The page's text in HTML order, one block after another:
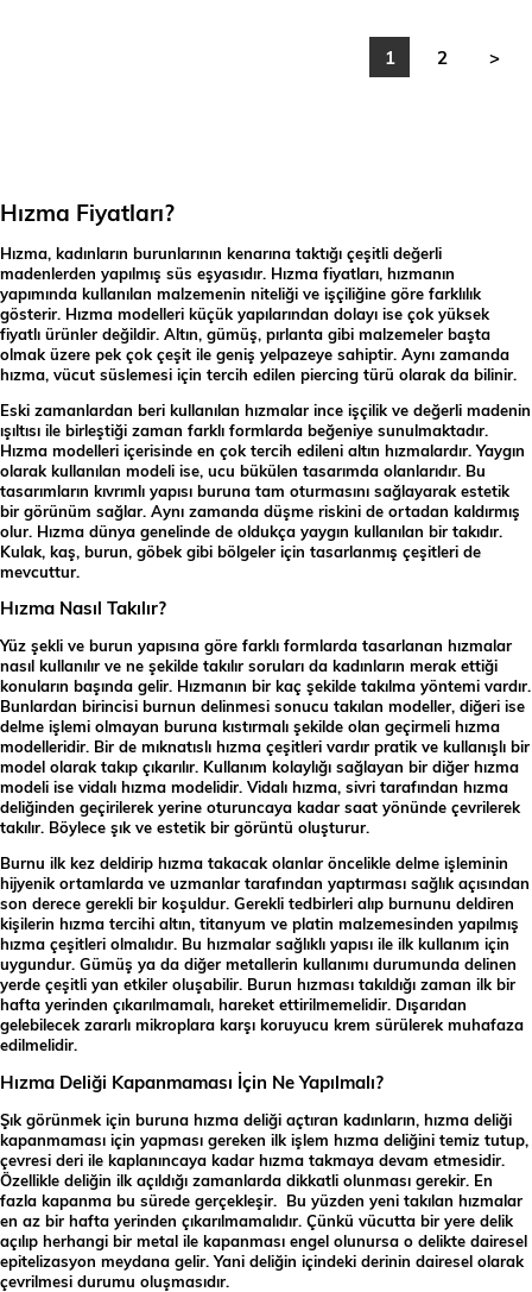
1 2 >
Hızma Fiyatları?
Hızma, kadınların burunlarının kenarına taktığı çeşitli değerli
madenlerden yapılmış süs eşyasıdır. Hızma fiyatları, hızmanın
yapımında kullanılan malzemenin niteliği ve işçiliğine göre farklılık
gösterir. Hızma modelleri küçük yapılarından dolayı ise çok yüksek
fiyatlı ürünler değildir. Altın, gümüş, pırlanta gibi malzemeler başta
olmak üzere pek çok çeşit ile geniş yelpazeye sahiptir. Aynı zamanda
hızma, vücut süslemesi için tercih edilen piercing türü olarak da bilinir.
Eski zamanlardan beri kullanılan hızmalar ince işçilik ve değerli madenin
ışıltısı ile birleştiği zaman farklı formlarda beğeniye sunulmaktadır.
Hızma modelleri içerisinde en çok tercih edileni altın hızmalardır. Yaygın
olarak kullanılan modeli ise, ucu bükülen tasarımda olanlarıdır. Bu
tasarımların kıvrımlı yapısı buruna tam oturmasını sağlayarak estetik
bir görünüm sağlar. Aynı zamanda düşme riskini de ortadan kaldırmış
olur. Hızma dünya genelinde de oldukça yaygın kullanılan bir takıdır.
Kulak, kaş, burun, göbek gibi bölgeler için tasarlanmış çeşitleri de
mevcuttur.
Hızma Nasıl Takılır?
Yüz şekli ve burun yapısına göre farklı formlarda tasarlanan hızmalar
nasıl kullanılır ve ne şekilde takılır soruları da kadınların merak ettiği
konuların başında gelir. Hızmanın bir kaç şekilde takılma yöntemi vardır.
Bunlardan birincisi burnun delinmesi sonucu takılan modeller, diğeri ise
delme işlemi olmayan buruna kıstırmalı şekilde olan geçirmeli hızma
modelleridir. Bir de mıknatıslı hızma çeşitleri vardır pratik ve kullanışlı bir
model olarak takıp çıkarılır. Kullanım kolaylığı sağlayan bir diğer hızma
modeli ise vidalı hızma modelidir. Vidalı hızma, sivri tarafından hızma
deliğinden geçirilerek yerine oturuncaya kadar saat yönünde çevrilerek
takılır. Böylece şık ve estetik bir görüntü oluşturur.
Burnu ilk kez deldirip hızma takacak olanlar öncelikle delme işleminin
hijyenik ortamlarda ve uzmanlar tarafından yaptırması sağlık açısından
son derece gerekli bir koşuldur. Gerekli tedbirleri alıp burnunu deldiren
kişilerin hızma tercihi altın, titanyum ve platin malzemesinden yapılmış
hızma çeşitleri olmalıdır. Bu hızmalar sağlıklı yapısı ile ilk kullanım için
uygundur. Gümüş ya da diğer metallerin kullanımı durumunda delinen
yerde çeşitli yan etkiler oluşabilir. Burun hızması takıldığı zaman ilk bir
hafta yerinden çıkarılmamalı, hareket ettirilmemelidir. Dışarıdan
gelebilecek zararlı mikroplara karşı koruyucu krem sürülerek muhafaza
edilmelidir.
Hızma Deliği Kapanmaması İçin Ne Yapılmalı?
Şık görünmek için buruna hızma deliği açtıran kadınların, hızma deliği
kapanmaması için yapması gereken ilk işlem hızma deliğini temiz tutup,
çevresi deri ile kaplanıncaya kadar hızma takmaya devam etmesidir.
Özellikle deliğin ilk açıldığı zamanlarda dikkatli olunması gerekir. En
fazla kapanma bu sürede gerçekleşir. Bu yüzden yeni takılan hızmalar
en az bir hafta yerinden çıkarılmamalıdır. Çünkü vücutta bir yere delik
açılıp herhangi bir metal ile kapanması engel olunursa o delikte dairesel
epitelizasyon meydana gelir. Yani deliğin içindeki derinin dairesel olarak
çevrilmesi durumu oluşmasıdır.